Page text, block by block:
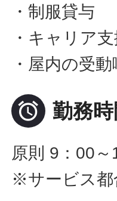
・制服貸与
・キャリア
・屋内の受
 勤務時
原則 9：00～
※サービス都